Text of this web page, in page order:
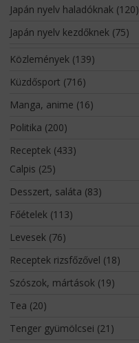
Japán nyelv haladóknak(120)
Japán nyelv kezdőknek(75)
Közlemények(139)
Küzdősport (716)
Manga, anime (16)
Politika (200)
Receptek(433)
Calpis (25)
Desszert, saláta (83)
Főételek(113)
Levesek(76)
Receptek rizsfőzővel (18)
Szószok, mártások(19)
Tea (20)
Tenger gyümölcsei (21)